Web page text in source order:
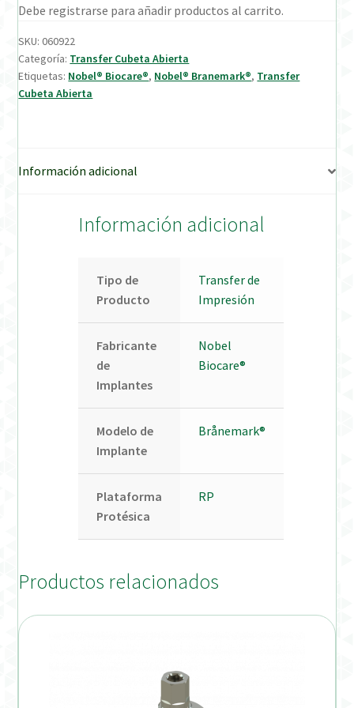
Verification Required
Welcome to DELTA Abutments | Tienda Online!
Debe registrarse para añadir productos al carrito.
SKU:060922
Categoría: Transfer Cubeta Abierta
Etiquetas: Nobel® Biocare®, Nobel® Branemark®, Transfer
Cubeta Abierta
Información adicional
Información adicional
Tipo de
Producto
Transfer de
Impresión
Fabricante
de
Implantes
Nobel
Biocare®
Modelo de
Implante
Brånemark®
Plataforma
Protésica
RP
Productos relacionados